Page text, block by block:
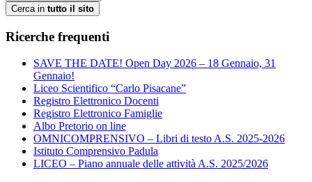
Cerca in tutto il sito
Ricerche frequenti
SAVE THE DATE! Open Day 2026 – 18 Gennaio, 31
Gennaio!
Liceo Scientifico “Carlo Pisacane”
Registro Elettronico Docenti
Registro Elettronico Famiglie
Albo Pretorio on line
OMNICOMPRENSIVO – Libri di testo A.S. 2025-2026
Istituto Comprensivo Padula
LICEO – Piano annuale delle attività A.S. 2025/2026